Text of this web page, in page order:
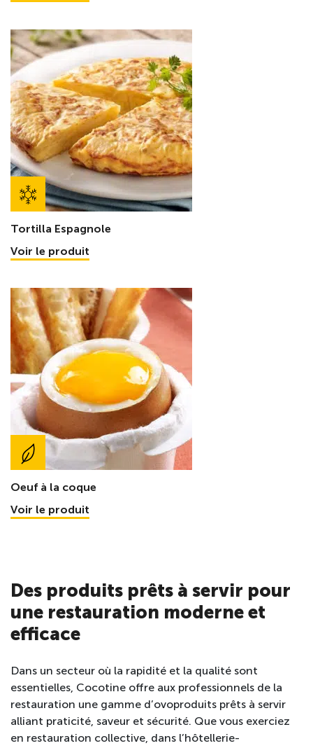
Tortilla Espagnole
Voir le produit
Oeuf à la coque
Voir le produit
Des produits prêts à servir pour
une restauration moderne et
efficace
Dans un secteur où la rapidité et la qualité sont
essentielles, Cocotine offre aux professionnels de la
restauration une gamme d’ovoproduits prêts à servir
alliant praticité, saveur et sécurité. Que vous exerciez
en restauration collective, dans l’hôtellerie-